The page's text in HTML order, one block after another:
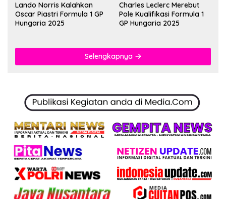
Lando Norris Kalahkan
Oscar Piastri Formula 1 GP
Hungaria 2025
Charles Leclerc Merebut
Pole Kualifikasi Formula 1
GP Hungaria 2025
Selengkapnya